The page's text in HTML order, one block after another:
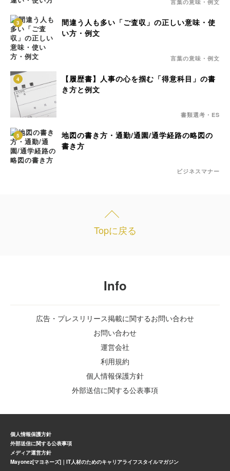
言葉の意味・例文
3
間違う人も多い「ご査収」の正しい意味・使
い方・例文
言葉の意味・例文
4
【履歴書】人事の心を掴む「得意科目」の書
き方と例文
書類選考・ES
5
地図の書き方・通勤/通園/通学経路の略図の
書き方
ビジネスマナー
Topに戻る
Info
広告・プレスリリース掲載に関するお問い合わせ
お問い合わせ
運営会社
利用規約
個人情報保護方針
外部送信に関する公表事項
個人情報保護方針
外部送信に関する公表事項
メディア運営方針
Mayonez[マヨネーズ]｜IT人材のためのキャリアライフスタイルマガジン